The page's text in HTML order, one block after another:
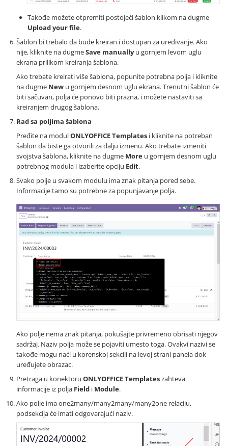
Takođe možete otpremiti postojeći šablon klikom na dugme
Upload your file.
Šablon bi trebalo da bude kreiran i dostupan za uređivanje. Ako
nije, kliknite na dugmeSave manuallyu gornjem levom uglu
ekrana prilikom kreiranja šablona.
Ako trebate kreirati više šablona, popunite potrebna polja i kliknite
na dugme New u gornjem desnom uglu ekrana. Trenutni šablon će
biti sačuvan, polja će ponovo biti prazna, i možete nastaviti sa
kreiranjem drugog šablona.
Rad sa poljima šablona
Pređite na modulONLYOFFICE Templates i kliknite na potreban
šablon da biste ga otvorili za dalju izmenu. Ako trebate izmeniti
svojstva šablona, kliknite na dugme More u gornjem desnom uglu
potrebnog modula i izaberite opciju Edit.
Svako polje u svakom modulu ima znak pitanja pored sebe.
Informacije tamo su potrebne za popunjavanje polja.
Ako polje nema znak pitanja, pokušajte privremeno obrisati njegov
sadržaj. Naziv polja može se pojaviti umesto toga. Ovakvi nazivi se
takođe mogu naći u korenskoj sekciji na levoj strani panela dok
uređujete obrazac.
Pretraga u konektoru ONLYOFFICE Templateszahteva
informacije iz polja Field i Module.
Ako polje ima one2many/many2many/many2one relaciju,
podsekcija će imati odgovarajući naziv.